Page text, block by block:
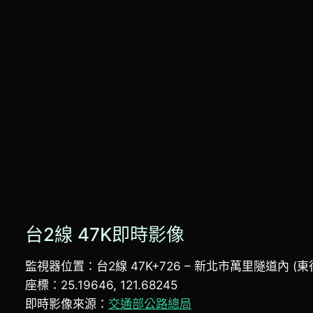
台2線 47K即時影像
監視器位置：台2線 47K+726 – 新北市萬里隧道內 (東
座標：25.19646, 121.68245
即時影像來源： 交通部公路總局